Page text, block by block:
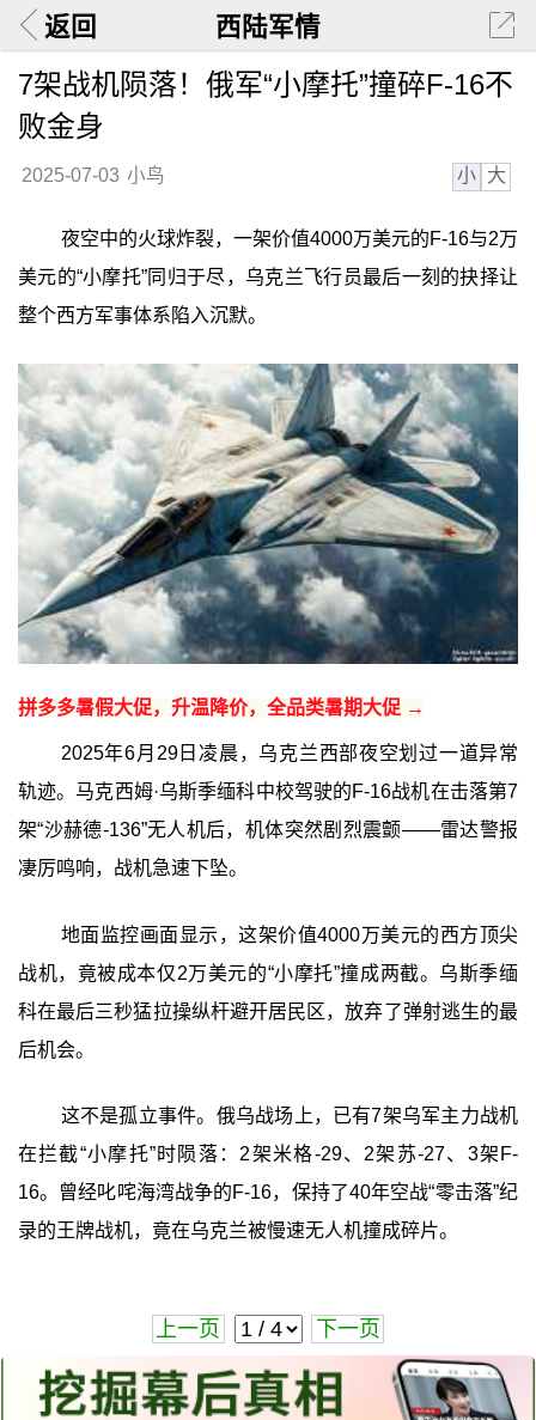
返回 西陆军情
7架战机陨落！俄军“小摩托”撞碎F-16不
败金身
2025-07-03 小鸟 小 大
夜空中的火球炸裂，一架价值4000万美元的F-16与2万
美元的“小摩托”同归于尽，乌克兰飞行员最后一刻的抉择让
整个西方军事体系陷入沉默。
拼多多暑假大促，升温降价，全品类暑期大促 →
2025年6月29日凌晨，乌克兰西部夜空划过一道异常
轨迹。马克西姆·乌斯季缅科中校驾驶的F-16战机在击落第7
架“沙赫德-136”无人机后，机体突然剧烈震颤——雷达警报
凄厉鸣响，战机急速下坠。
地面监控画面显示，这架价值4000万美元的西方顶尖
战机，竟被成本仅2万美元的“小摩托”撞成两截。乌斯季缅
科在最后三秒猛拉操纵杆避开居民区，放弃了弹射逃生的最
后机会。
这不是孤立事件。俄乌战场上，已有7架乌军主力战机
在拦截“小摩托”时陨落：2架米格-29、2架苏-27、3架F-
16。曾经叱咤海湾战争的F-16，保持了40年空战“零击落”纪
录的王牌战机，竟在乌克兰被慢速无人机撞成碎片。
上一页 下一页